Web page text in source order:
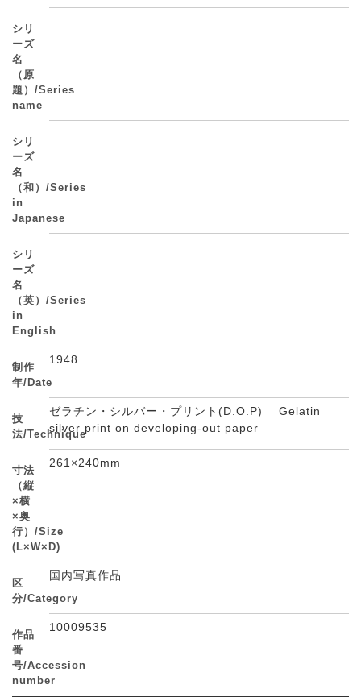
シリ
ーズ
名
（原
題）/Series
name
シリ
ーズ
名
（和）/Series
in
Japanese
シリ
ーズ
名
（英）/Series
in
English
制作
年/Date
1948
技
法/Technique
ゼラチン・シルバー・プリント(D.O.P) Gelatin
silver print on developing-out paper
寸法
（縦
×横
×奥
行）/Size
(L×W×D)
261×240mm
区
分/Category
国内写真作品
作品
番
号/Accession
number
10009535